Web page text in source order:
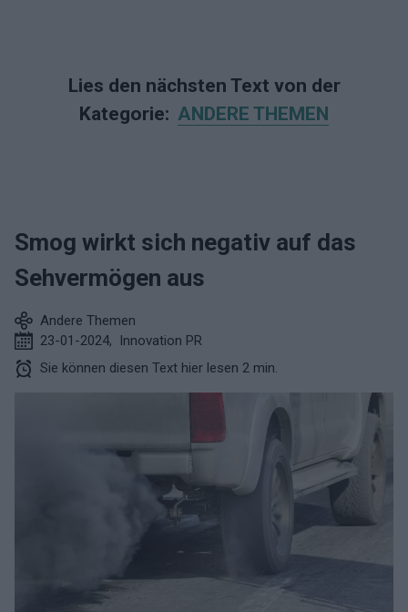
Lies den nächsten Text von der
Kategorie: ANDERE THEMEN
Smog wirkt sich negativ auf das
Sehvermögen aus
Andere Themen
23-01-2024,
Innovation PR
Sie können diesen Text hier lesen 2 min.